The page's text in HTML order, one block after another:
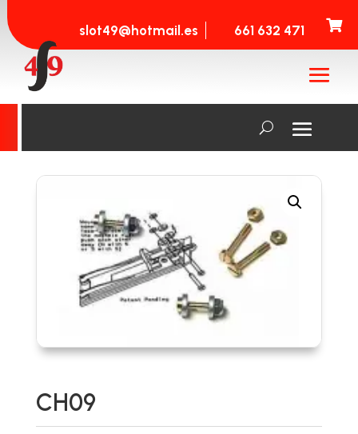
slot49@hotmail.es 661 632 471 
CH09